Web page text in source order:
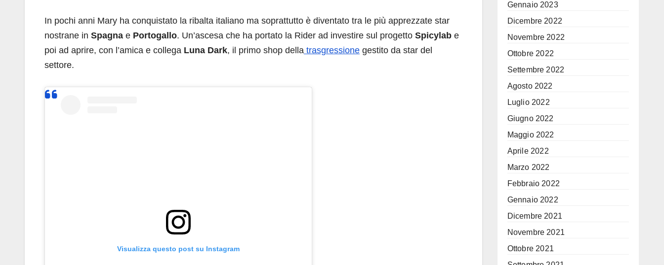
In pochi anni Mary ha conquistato la ribalta italiano ma soprattutto è diventato tra le più apprezzate star
nostrane in Spagna e Portogallo. Un’ascesa che ha portato la Rider ad investire sul progetto Spicylab e
poi ad aprire, con l’amica e collega Luna Dark, il primo shop della trasgressione gestito da star del
settore.
Visualizza questo post su Instagram
Gennaio 2023
Dicembre 2022
Novembre 2022
Ottobre 2022
Settembre 2022
Agosto 2022
Luglio 2022
Giugno 2022
Maggio 2022
Aprile 2022
Marzo 2022
Febbraio 2022
Gennaio 2022
Dicembre 2021
Novembre 2021
Ottobre 2021